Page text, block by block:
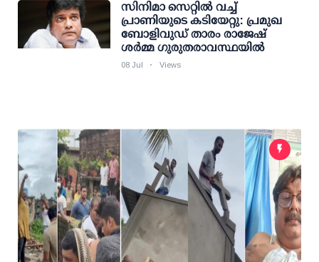
സിനിമാ സെറ്റില്‍ വച്ച്
പ്രാണിയുടെ കടിയേറ്റു: പ്രമുഖ
ബോളിവുഡ് താരം രാജേഷ്
ശര്‍മ്മ ഗുരുതരാവസ്ഥയില്‍
08 Jul Views